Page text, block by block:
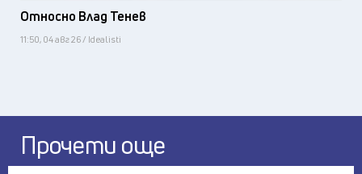
Относно Влад Тенев
11:50, 04 авг 26 / Idealisti
Прочети още